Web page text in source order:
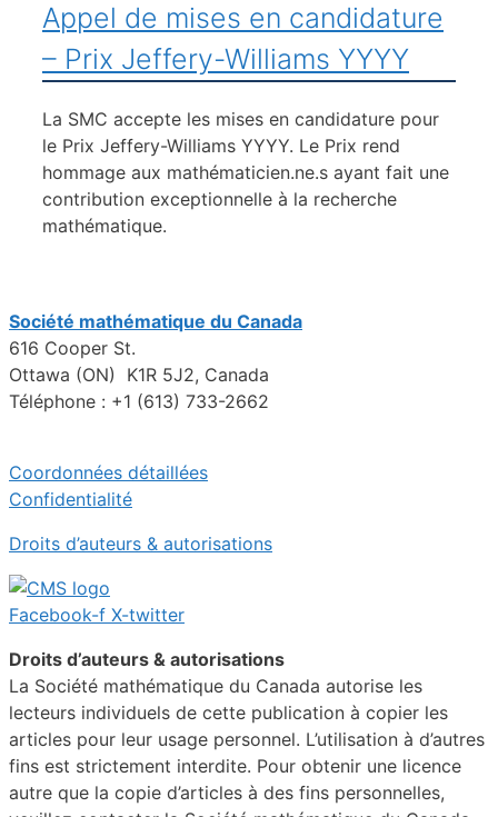
Appel de mises en candidature
– Prix Jeffery-Williams YYYY
La SMC accepte les mises en candidature pour
le Prix Jeffery-Williams YYYY. Le Prix rend
hommage aux mathématicien.ne.s ayant fait une
contribution exceptionnelle à la recherche
mathématique.
Société mathématique du Canada
616 Cooper St.
Ottawa (ON) K1R 5J2, Canada
Téléphone : +1 (613) 733-2662
Coordonnées détaillées
Confidentialité
Droits d’auteurs & autorisations
Facebook-f X-twitter
Droits d’auteurs & autorisations
La Société mathématique du Canada autorise les
lecteurs individuels de cette publication à copier les
articles pour leur usage personnel. L’utilisation à d’autres
fins est strictement interdite. Pour obtenir une licence
autre que la copie d’articles à des fins personnelles,